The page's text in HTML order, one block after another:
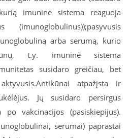
imuninė sistema reaguoja
(imunoglobulinus));pasyvusis
arba serumą, kurio
t.y. imuninė sistema
susidaro greičiau, bet
atpažįsta ir
Jų susidaro persirgus
vakcinacijos (pasiskiepijus).
serumai) paprastai